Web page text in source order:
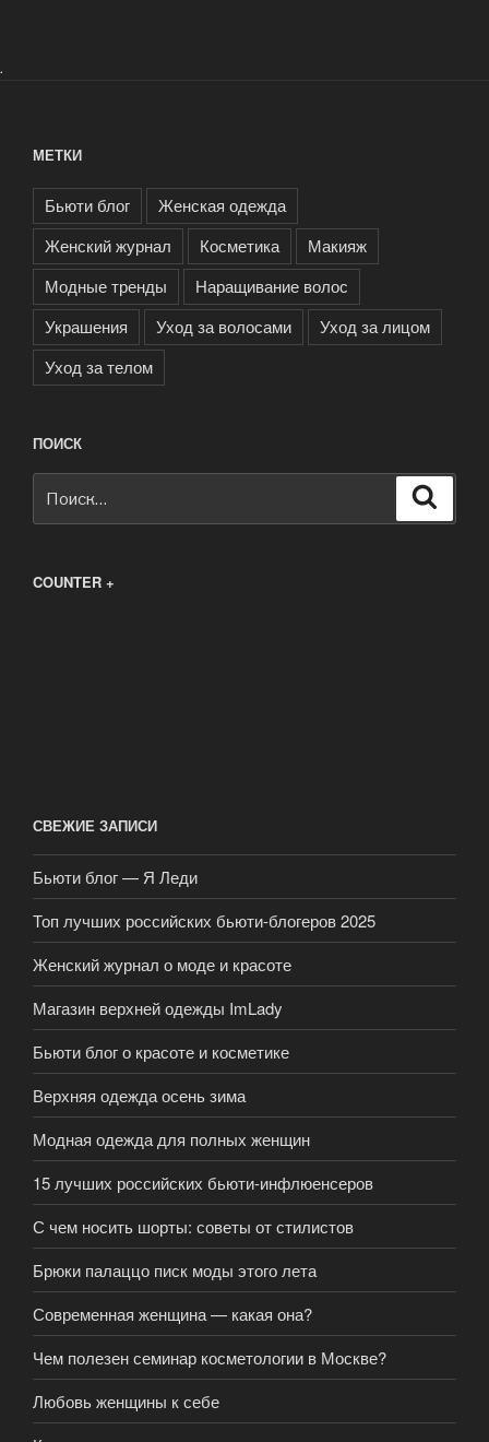
.
МЕТКИ
Бьюти блог
Женская одежда
Женский журнал
Косметика
Макияж
Модные тренды
Наращивание волос
Украшения
Уход за волосами
Уход за лицом
Уход за телом
ПОИСК
COUNTER +
СВЕЖИЕ ЗАПИСИ
Бьюти блог — Я Леди
Топ лучших российских бьюти-блогеров 2025
Женский журнал о моде и красоте
Магазин верхней одежды ImLady
Бьюти блог о красоте и косметике
Верхняя одежда осень зима
Модная одежда для полных женщин
15 лучших российских бьюти-инфлюенсеров
С чем носить шорты: советы от стилистов
Брюки палаццо писк моды этого лета
Современная женщина — какая она?
Чем полезен семинар косметологии в Москве?
Любовь женщины к себе